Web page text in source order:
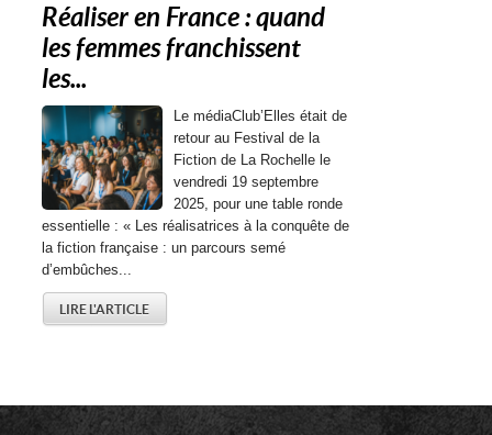
Réaliser en France : quand
les femmes franchissent
les...
Le médiaClub’Elles était de
retour au Festival de la
Fiction de La Rochelle le
vendredi 19 septembre
2025, pour une table ronde
essentielle : « Les réalisatrices à la conquête de
la fiction française : un parcours semé
d’embûches...
LIRE L'ARTICLE